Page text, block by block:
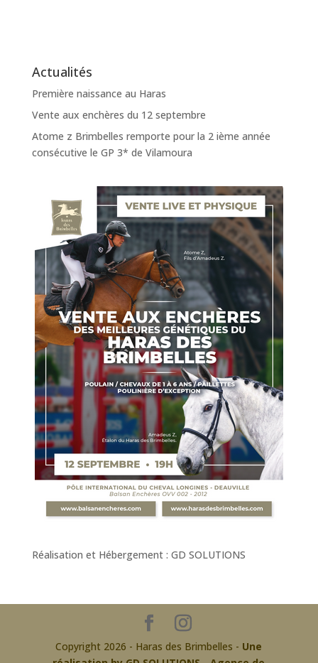
Actualités
Première naissance au Haras
Vente aux enchères du 12 septembre
Atome z Brimbelles remporte pour la 2 ième année
consécutive le GP 3* de Vilamoura
Réalisation et Hébergement : GD SOLUTIONS
Copyright 2026 - Haras des Brimbelles - Une